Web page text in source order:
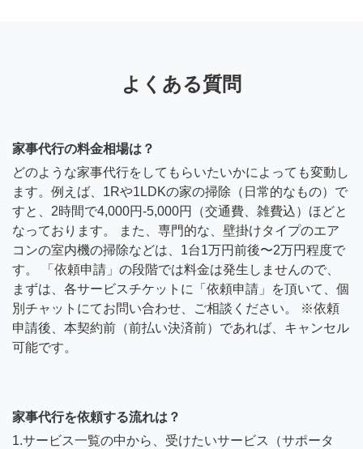
よくある質問
家事代行の料金相場は？
どのような家事代行をしてもらいたいかによっても変動し
ます。例えば、1Rや1LDKの家の掃除（日常的なもの）で
すと、2時間で4,000円-5,000円（交通費、雑費込）ほどと
なっております。 また、専門的な、壁掛けタイプのエア
コンの室内機の掃除などは、1台1万円前後〜2万円程度で
す。 「依頼申請」の段階では料金は発生しませんので、
まずは、各サービスチケットに「依頼申請」を頂いて、個
別チャットにてお問い合わせ、ご相談ください。 ※依頼
申請後、本契約前（前払い決済前）であれば、キャンセル
可能です。
家事代行を依頼する流れは？
1.サービス一覧の中から、受けたいサービス（サポータ